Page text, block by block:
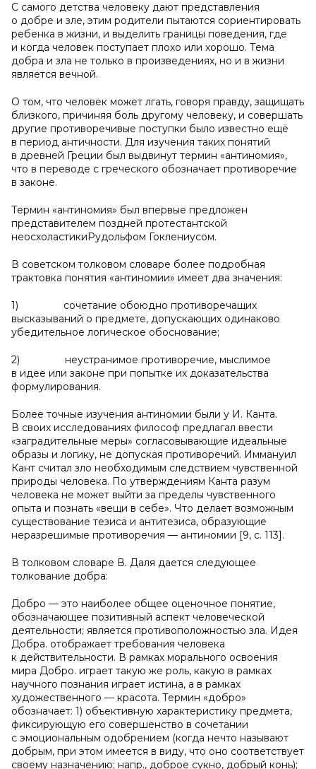
С самого детства человеку дают представления
о добре и зле, этим родители пытаются сориентировать
ребенка в жизни, и выделить границы поведения, где
и когда человек поступает плохо или хорошо. Тема
добра и зла не только в произведениях, но и в жизни
является вечной.
О том, что человек может лгать, говоря правду, защищать
близкого, причиняя боль другому человеку, и совершать
другие противоречивые поступки было известно ещё
в период античности. Для изучения таких понятий
в древней Греции был выдвинут термин «антиномия»,
что в переводе с греческого обозначает противоречие
в законе.
Термин «антиномия» был впервые предложен
представителем поздней протестантской
неосхоластикиРудольфом Гоклениусом.
В советском толковом словаре более подробная
трактовка понятия «антиномии» имеет два значения:
1) сочетание обоюдно противоречащих
высказываний о предмете, допускающих одинаково
убедительное логическое обоснование;
2) неустранимое противоречие, мыслимое
в идее или законе при попытке их доказательства
формулирования.
Более точные изучения антиномии были у И. Канта.
В своих исследованиях философ предлагал ввести
«заградительные меры» согласовывающие идеальные
образы и логику, не допуская противоречий. Иммануил
Кант считал зло необходимым следствием чувственной
природы человека. По утверждениям Канта разум
человека не может выйти за пределы чувственного
опыта и познать «вещи в себе». Что делает возможным
существование тезиса и антитезиса, образующие
неразрешимые противоречия — антиномии [9, с. 113].
В толковом словаре В. Даля дается следующее
толкование добра:
Добро — это наиболее общее оценочное понятие,
обозначающее позитивный аспект человеческой
деятельности; является противоположностью зла. Идея
Добра. отображает требования человека
к действительности. В рамках морального освоения
мира Добро. играет такую же роль, какую в рамках
научного познания играет истина, а в рамках
художественного — красота. Термин «добро»
обозначает: 1) объективную характеристику предмета,
фиксирующую его совершенство в сочетании
с эмоциональным одобрением (когда нечто называют
добрым, при этом имеется в виду, что оно соответствует
своему назначению; напр., доброе сукно, добрый конь);